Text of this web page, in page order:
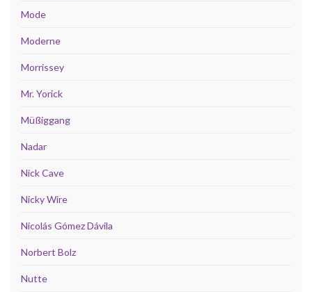
Mode
Moderne
Morrissey
Mr. Yorick
Müßiggang
Nadar
Nick Cave
Nicky Wire
Nicolás Gómez Dávila
Norbert Bolz
Nutte